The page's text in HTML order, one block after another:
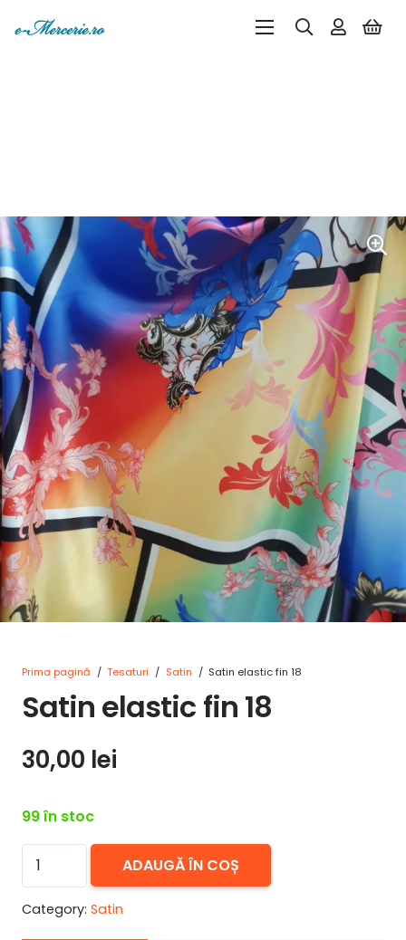
Prima pagină / Tesaturi / Satin / Satin elastic fin 18
Satin elastic fin 18
30,00 lei
99 în stoc
Cantitate
elastic
ADAUGĂ ÎN COȘ
Category: Satin